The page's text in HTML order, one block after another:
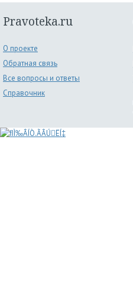
Pravoteka.ru
О проекте
Обратная связь
Все вопросы и ответы
Справочник